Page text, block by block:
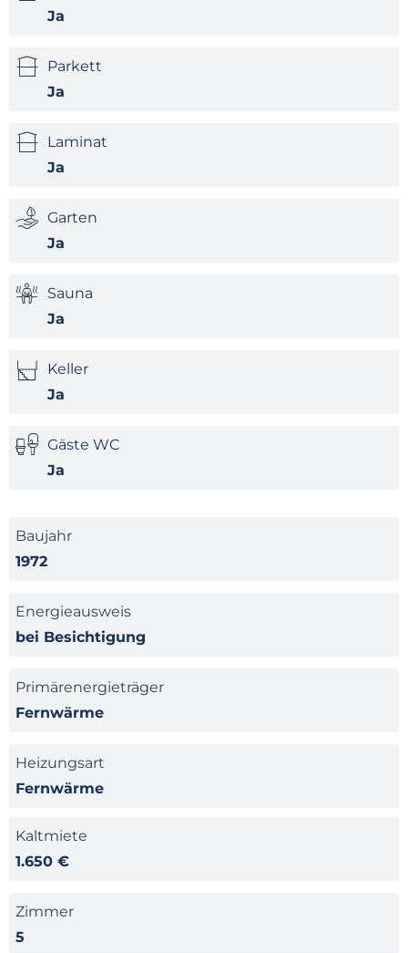
Ja
Parkett
Ja
Laminat
Ja
Garten
Ja
Sauna
Ja
Keller
Ja
Gäste WC
Ja
Baujahr
1972
Energieausweis
bei Besichtigung
Primärenergieträger
Fernwärme
Heizungsart
Fernwärme
Kaltmiete
1.650 €
Zimmer
5